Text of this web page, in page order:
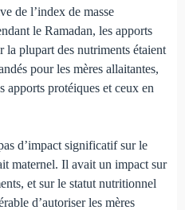
de l’index de masse
le Ramadan, les apports
la plupart des nutriments étaient
pour les mères allaitantes,
apports protéiques et ceux en
d’impact significatif sur le
maternel. Il avait un impact sur
et sur le statut nutritionnel
d’autoriser les mères